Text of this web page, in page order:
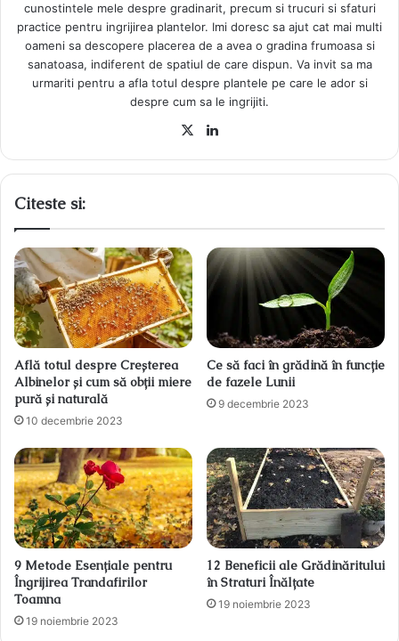
cunostintele mele despre gradinarit, precum si trucuri si sfaturi
practice pentru ingrijirea plantelor. Imi doresc sa ajut cat mai multi
oameni sa descopere placerea de a avea o gradina frumoasa si
sanatoasa, indiferent de spatiul de care dispun. Va invit sa ma
urmariti pentru a afla totul despre plantele pe care le ador si
despre cum sa le ingrijiti.
X
Citeste si:
Află totul despre Creșterea
Albinelor și cum să obții miere
pură și naturală
10 decembrie 2023
Ce să faci în grădină în funcție
de fazele Lunii
9 decembrie 2023
9 Metode Esențiale pentru
Îngrijirea Trandafirilor
Toamna
19 noiembrie 2023
12 Beneficii ale Grădinăritului
în Straturi Înălțate
19 noiembrie 2023